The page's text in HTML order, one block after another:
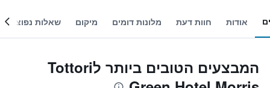
אודות חוות דעת מלונות דומים מיקום שאלות נפוצות
המבצעים הטובים ביותר לTottori